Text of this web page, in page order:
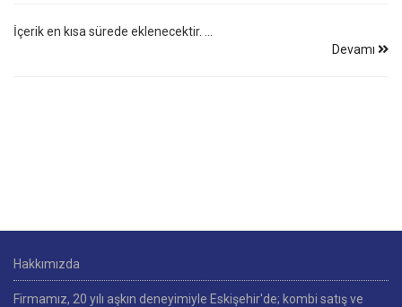
İçerik en kısa sürede eklenecektir. ...
Devamı
Hakkımızda
Firmamız, 20 yılı aşkın deneyimiyle Eskişehir'de; kombi satış ve